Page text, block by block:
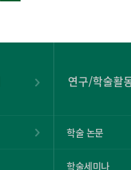
연구/학술활
학술 논문
학술세미나